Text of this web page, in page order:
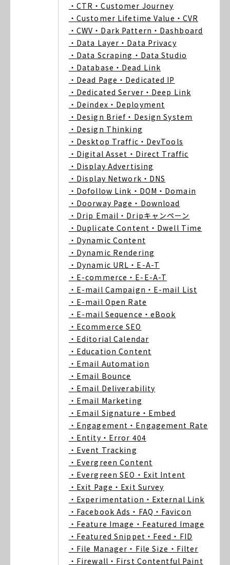
・CTR ・Customer Journey
・Customer Lifetime Value ・CVR
・CWV ・Dark Pattern ・Dashboard
・Data Layer ・Data Privacy
・Data Scraping ・Data Studio
・Database ・Dead Link
・Dead Page ・Dedicated IP
・Dedicated Server ・Deep Link
・Deindex ・Deployment
・Design Brief ・Design System
・Design Thinking
・Desktop Traffic ・DevTools
・Digital Asset ・Direct Traffic
・Display Advertising
・Display Network ・DNS
・Dofollow Link ・DOM ・Domain
・Doorway Page ・Download
・Drip Email ・Dripキャンペーン
・Duplicate Content ・Dwell Time
・Dynamic Content
・Dynamic Rendering
・Dynamic URL ・E-A-T
・E-commerce ・E-E-A-T
・E-mail Campaign ・E-mail List
・E-mail Open Rate
・E-mail Sequence ・eBook
・Ecommerce SEO
・Editorial Calendar
・Education Content
・Email Automation
・Email Bounce
・Email Deliverability
・Email Marketing
・Email Signature ・Embed
・Engagement ・Engagement Rate
・Entity ・Error 404
・Event Tracking
・Evergreen Content
・Evergreen SEO ・Exit Intent
・Exit Page ・Exit Survey
・Experimentation ・External Link
・Facebook Ads ・FAQ ・Favicon
・Feature Image ・Featured Image
・Featured Snippet ・Feed ・FID
・File Manager ・File Size ・Filter
・Firewall ・First Contentful Paint